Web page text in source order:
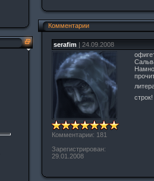
Комментарии
serafim | 24.09.2008
Комментарии: 181
Зарегистрирован:
29.01.2008
строк!